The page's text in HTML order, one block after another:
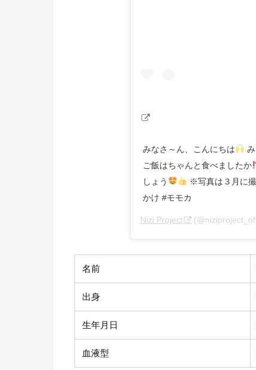
みなさ～ん、こんにちは
ご飯はちゃんと食べましたか
しょう
※写真は３月に
かけ #モモカ
Nizi Project
名前
出身
生年月日
血液型